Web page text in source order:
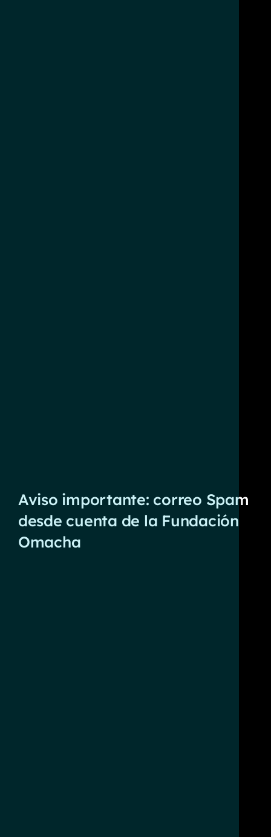
Aviso importante: correo Spam
desde cuenta de la Fundación
Omacha